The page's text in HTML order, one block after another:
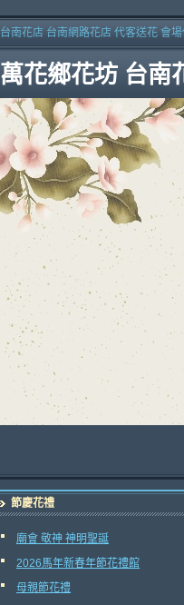
萬花鄉花坊 台南
台南花店 台南網路花店 代客送花 會
節慶花禮
廟會 敬神 神明聖誕
2026馬年新春年節花禮館
母親節花禮